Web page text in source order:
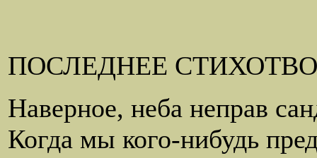
ПОСЛЕДНЕЕ
Наверное, неба неправ
Когда мы кого-нибудь